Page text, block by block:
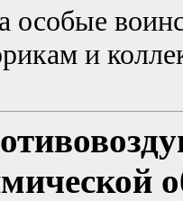
особые
и